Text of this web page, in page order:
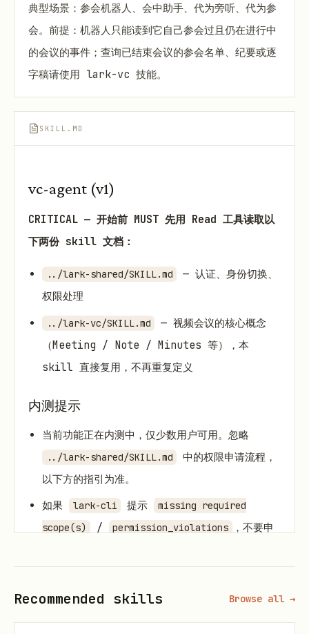
典型场景：参会机器人、会中助手、代为旁听、代为参
会。前提：机器人只能读到它自己参会过且仍在进行中
的会议的事件；查询已结束会议的参会名单、纪要或逐
字稿请使用 lark-vc 技能。
SKILL.MD
vc-agent (v1)
CRITICAL — 开始前 MUST 先用 Read 工具读取以
下两份 skill 文档：
../lark-shared/SKILL.md
— 认证、身份切换、
权限处理
../lark-vc/SKILL.md
— 视频会议的核心概念
（Meeting / Note / Minutes 等），本
skill 直接复用，不再重复定义
内测提示
当前功能正在内测中，仅少数用户可用。忽略
../lark-shared/SKILL.md
中的权限申请流程，
以下方的指引为准。
如果
lark-cli 提示
missing required
scope(s)
/ permission_violations
，不要申
chat/2f4nb0e1-fe00-4f67-bed7-
Recommended skills Browse all →